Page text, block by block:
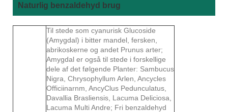
Naturlig benzaldehyd brug
Til stede som cyanurisk Glucoside
(Amygdal) i bitter mandel, fersken,
abrikoskerne og andet Prunus arter;
Amygdal er også til stede i forskellige
dele af det følgende Planter: Sambucus
Nigra, Chrysophyllum Arlen, Ancycles
Officiinarnm, AncyClus Pedunculatus,
Davallia Brasliensis, Lacuma Deliciosa,
Lacuma Multi Andre; Fri benzaldehyd